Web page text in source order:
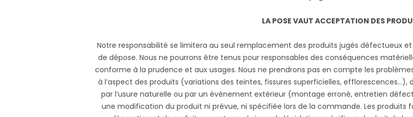
LA POSE VAUT ACCEPTATION DES
Notre responsabilité se limitera au seul remplacement des produits jugés défectueux
de dépose. Nous ne pourrons être tenus pour responsables des conséquences
conforme à la prudence et aux usages. Nous ne prendrons pas en compte les
à l’aspect des produits (variations des teintes, fissures superficielles,
par l’usure naturelle ou par un évènement extérieur (montage erroné, entretien
une modification du produit ni prévue, ni spécifiée lors de la commande. Les